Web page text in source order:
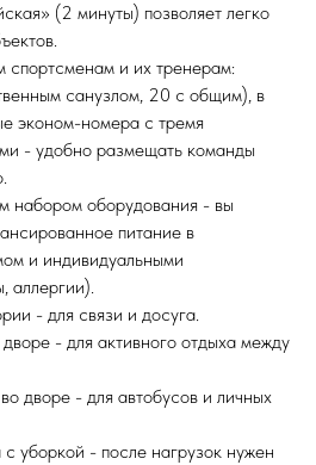
(2 минуты) позволяет легко
и их тренерам:
санузлом, 20 с общим), в
эконом-номера с тремя
- удобно размещать команды
набором оборудования - вы
питание в
и индивидуальными
аллергии).
- для связи и досуга.
- для активного отдыха между
дворе - для автобусов и личных
уборкой - после нагрузок нужен